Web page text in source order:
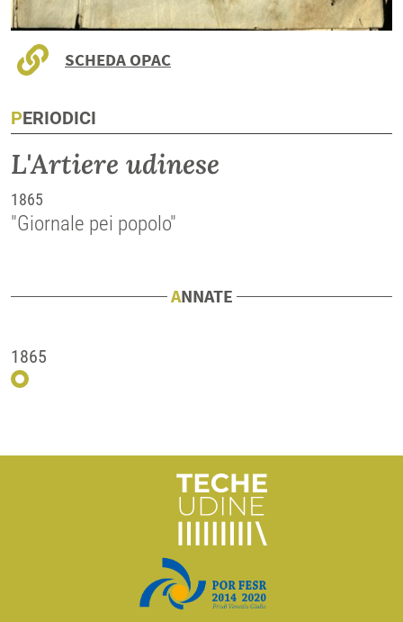
SCHEDA OPAC
PERIODICI
L'Artiere udinese
1865
"Giornale pei popolo"
ANNATE
1865